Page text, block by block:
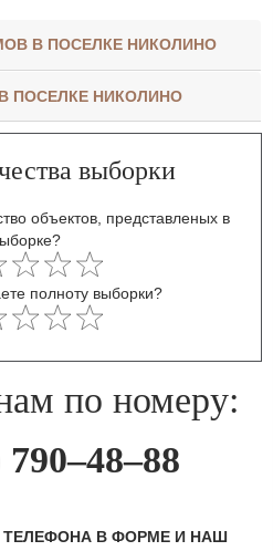
В ПОСЕЛКЕ НИКОЛИНО
ПОСЕЛКЕ НИКОЛИНО
выборки
объектов, представленых в
полноту выборки?
по номеру:
ТЕЛЕФОНА В ФОРМЕ И НАШ